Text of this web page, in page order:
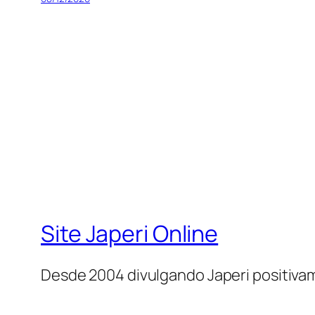
Site Japeri Online
Desde 2004 divulgando Japeri